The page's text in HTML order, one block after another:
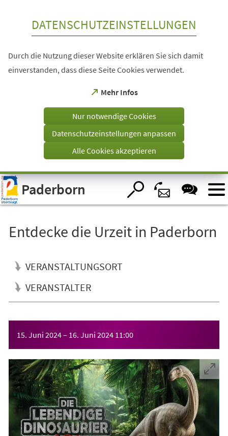
Visuelle
Assistenzsoftware
öffnen.
DATENSCHUTZEINSTELLUNGEN
Durch die Nutzung dieser Website erklären Sie sich damit
einverstanden, dass diese Seite Cookies verwendet.
Mehr Infos
(Öffnet
einem
Tab)
Nur notwendige Cookies
Datenschutzeinstellungen anpassen
Alle Cookies akzeptieren
Paderborn
Entdecke die Urzeit in Paderborn
VERANSTALTUNGSORT
VERANSTALTER
15. Juni 2024– 16. Juni 2024 11:00